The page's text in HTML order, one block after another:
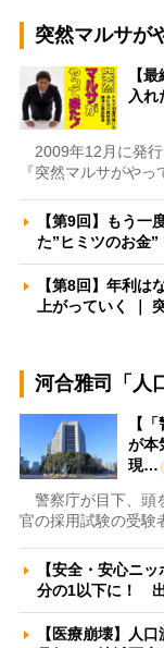
突然マルサが
【
入れ
2009年12月に発行
『突然マルサがや
【第9回】もう
た”ヒミツのお金
【第8回】年利
上がっていく ｜
河合雅司「人
【
が本
現…
警察庁が目下、頭
官の採用試験の受
【安全・安心ニ
分の1以下に！
【医療崩壊】人